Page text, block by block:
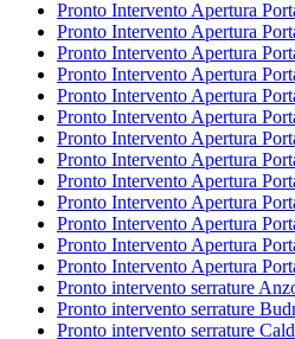
Pronto Intervento Apertura
Pronto Intervento Apertura
Pronto Intervento Apertura
Pronto Intervento Apertura
Pronto Intervento Apertura
Pronto Intervento Apertura
Pronto Intervento Apertura
Pronto Intervento Apertura
Pronto Intervento Apertura
Pronto Intervento Apertura
Pronto Intervento Apertura
Pronto Intervento Apertura
Pronto Intervento Apertura
Pronto intervento serrature
Pronto intervento serrature
Pronto intervento serrature